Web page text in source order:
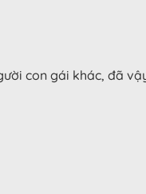
con gái khác, đã